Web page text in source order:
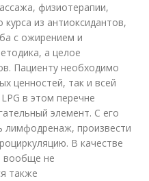
физиотерапии,
из антиоксидантов,
с ожирением и
а целое
Пациенту необходимо
ценностей, так и всей
в этом перечне
элемент. С его
произвести
В качестве
вообще не
также